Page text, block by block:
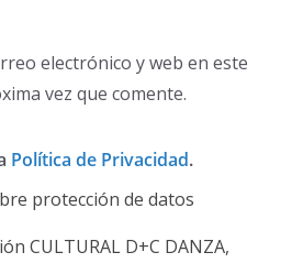
electrónico y web en este
vez que comente.
Política de Privacidad.
protección de datos
CULTURAL D+C DANZA,